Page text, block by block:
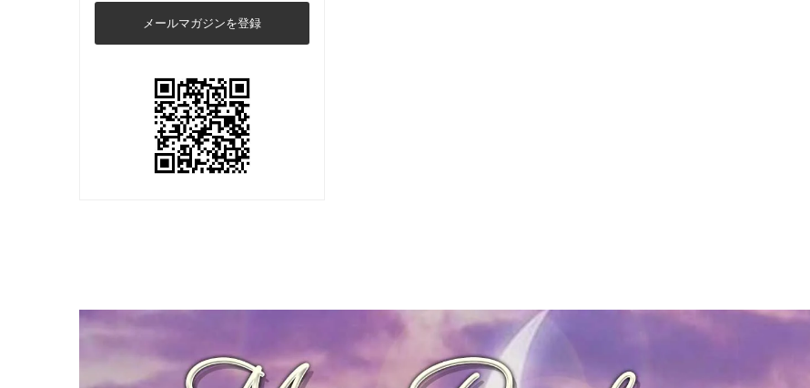
メールマガジンを登録